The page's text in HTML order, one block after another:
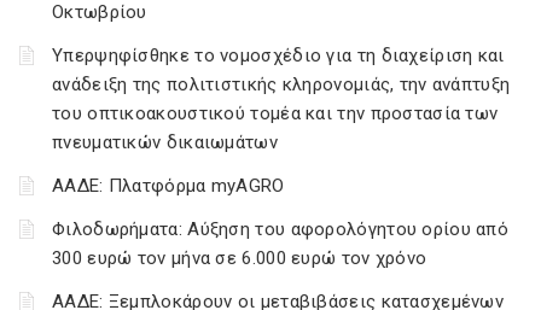
Οκτωβρίου
Υπερψηφίσθηκε το νομοσχέδιο για τη διαχείριση και
ανάδειξη της πολιτιστικής κληρονομιάς, την ανάπτυξη
του οπτικοακουστικού τομέα και την προστασία των
πνευματικών δικαιωμάτων
ΑΑΔΕ: Πλατφόρμα myAGRO
Φιλοδωρήματα: Αύξηση του αφορολόγητου ορίου από
300 ευρώ τον μήνα σε 6.000 ευρώ τον χρόνο
ΑΑΔΕ: Ξεμπλοκάρουν οι μεταβιβάσεις κατασχεμένων